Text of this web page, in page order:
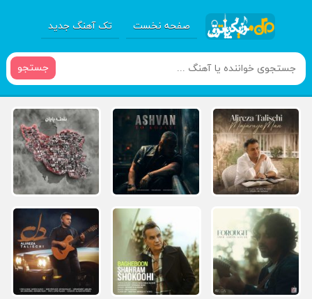
صفحه نخست تک آهنگ جدید
جستجو